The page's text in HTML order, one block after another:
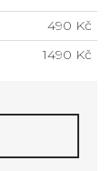
490 Kč
1490 Kč